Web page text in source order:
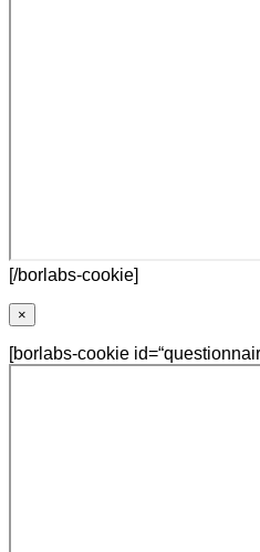
[/borlabs-cookie]
×
[borlabs-cookie